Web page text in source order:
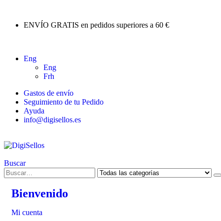
ENVÍO GRATIS en pedidos superiores a 60 €
Eng
Eng
Frh
Gastos de envío
Seguimiento de tu Pedido
Ayuda
info@digisellos.es
Buscar
Bienvenido
Mi cuenta